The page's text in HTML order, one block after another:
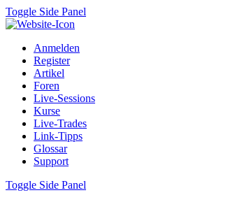
Toggle Side Panel
Anmelden
Register
Artikel
Foren
Live-Sessions
Kurse
Live-Trades
Link-Tipps
Glossar
Support
Toggle Side Panel